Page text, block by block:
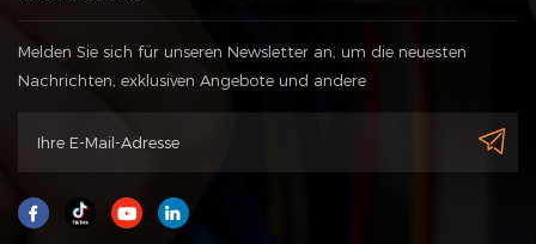
Melden Sie sich für unseren Newsletter an, um die neuesten
Nachrichten, exklusiven Angebote und andere
Rabattinformationen zu erhalten